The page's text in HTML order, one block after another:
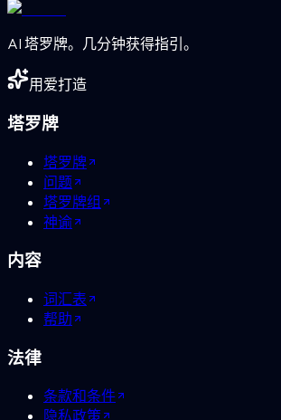
AI 塔罗牌。几分钟获得指引。
用爱打造
塔罗牌
塔罗牌
问题
塔罗牌组
神谕
内容
词汇表
帮助
法律
条款和条件
隐私政策